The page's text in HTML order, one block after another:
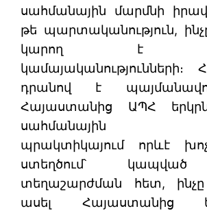
սահմանային մարմնի
թե պարտականություն,
կարող է
դրանով է
Հայաստանից ԱՊՀ
սահմանային
պրակտիկայում որևէ
ստեղծում՝ կապված
տեղաշարժման հետ, ինչը
ասել Հայաստանից